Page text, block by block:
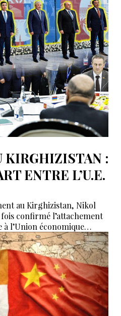
KIRGHIZISTAN :
ENTRE L’U.E.
au Kirghizistan, Nikol
confirmé l’attachement
à l’Union économique
son rapprochement
Entre dépendance
européennes,
un équilibre dont les
de plus en plus difficiles à